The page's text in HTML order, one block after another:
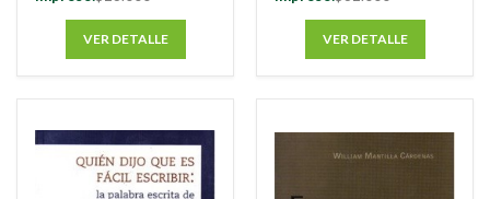
VER DETALLE VER DETALLE